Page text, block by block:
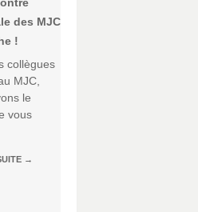
des MJC
!
collègues
MJC,
le
vous
→